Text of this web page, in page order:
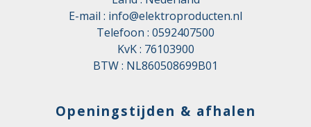
E-mail : info@elektroproducten.nl
Telefoon : 0592407500
KvK : 76103900
BTW : NL860508699B01
Openingstijden & afhalen